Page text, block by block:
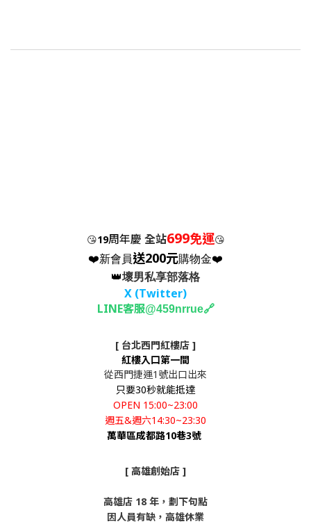
😘19周年慶 全站699免運😘
❤️新會員送200元購物金❤️
👑壞男私享部落格
X (Twitter)
LINE客服@459nrrue🔗
[ 台北西門紅樓店 ]
紅樓入口第一間
從西門捷運1號出口出來
只要30秒就能抵達
OPEN 15:00~23:00
週五&週六14:30~23:30
萬華區成都路10巷3號
[ 高雄創始店 ]
高雄店 18 年，劃下句點
因人員有缺，高雄休業